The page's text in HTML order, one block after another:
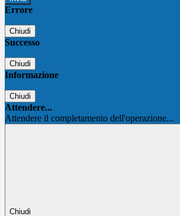
Errore
Chiudi
Successo
Chiudi
Informazione
Chiudi
Attendere...
Attendere il completamento dell'operazione...
Chiudi